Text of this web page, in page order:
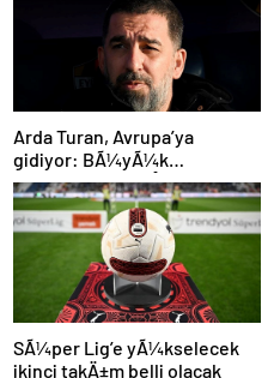
Arda Turan, Avrupa’ya
gidiyor: BÃ¼yÃ¼k
Ã¶lÃ§Ã¼de anlaÅmaya
varÄ±ldÄ±
SÃ¼per Lig’e yÃ¼kselecek
ikinci takÄ±m belli olacak